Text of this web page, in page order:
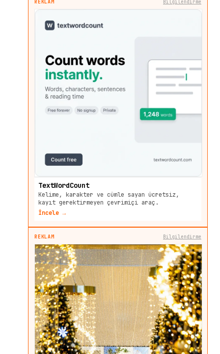
REKLAM Bilgilendirme
TextWordCount
Kelime, karakter ve cümle sayan ücretsiz,
kayıt gerektirmeyen çevrimiçi araç.
İncele →
REKLAM Bilgilendirme